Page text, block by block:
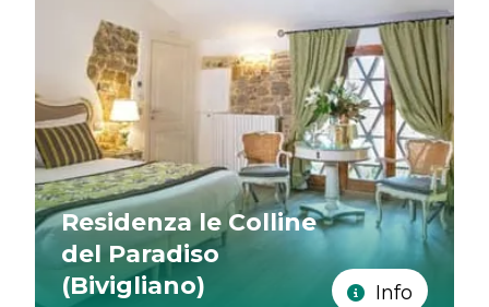
Residenza le Colline
del Paradiso
(Bivigliano)
Info